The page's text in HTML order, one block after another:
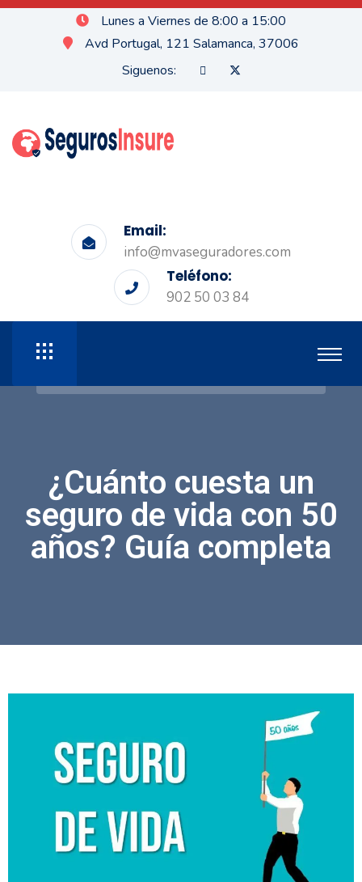
Lunes a Viernes de 8:00 a 15:00
Avd Portugal, 121 Salamanca, 37006
Siguenos:
Email:
info@mvaseguradores.com
Teléfono:
902 50 03 84
¿Cuánto cuesta un
seguro de vida con 50
años? Guía completa